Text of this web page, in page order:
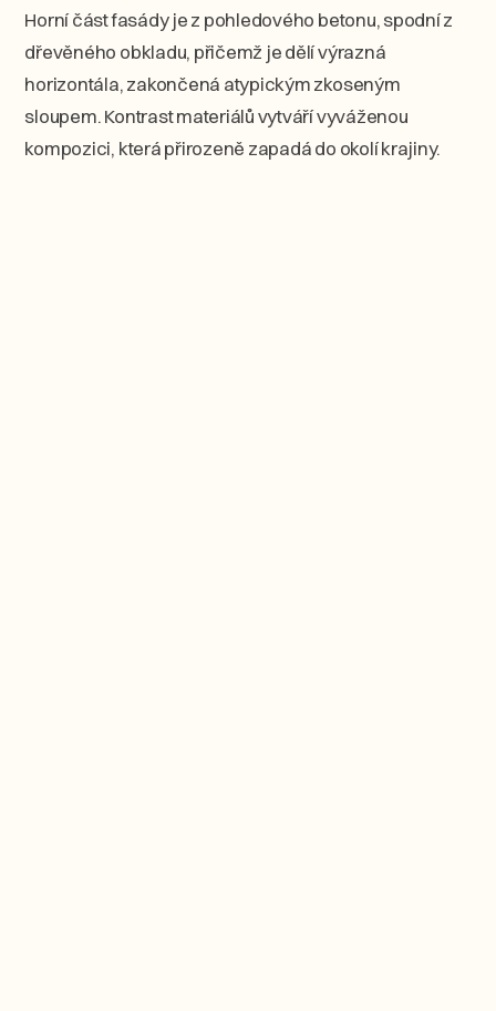
Horní část fasády je z pohledového betonu, spodní z
dřevěného obkladu, přičemž je dělí výrazná
horizontála, zakončená atypickým zkoseným
sloupem. Kontrast materiálů vytváří vyváženou
kompozici, která přirozeně zapadá do okolí krajiny.